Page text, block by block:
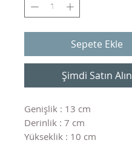
Sepete Ekle
Şimdi Satın Alın
Genişlik : 13 cm
Derinlik : 7 cm
Yükseklik : 10 cm